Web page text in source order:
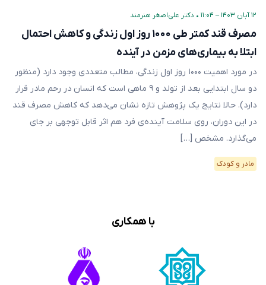
۱۲ آبان ۱۴۰۳ – ۱۱:۰۴ • دکتر علی‌اصغر هنرمند
مصرف قند کمتر طی ۱۰۰۰ روز اول زندگی و کاهش احتمال
ابتلا به بیماری‌های مزمن در آینده
در مورد اهمیت ۱۰۰۰ روز اول زندگی، مطالب متعددی وجود دارد (منظور
دو سال ابتدایی بعد از تولد و ۹ ماهی است که انسان در رحم مادر قرار
دارد). حالا نتایج یک پژوهش تازه نشان می‌دهد که کاهش مصرف قند
در این دوران، روی سلامت آینده‌ی فرد هم اثر قابل توجهی بر جای
می‌گذارد. مشخص […]
مادر و کودک
با همکاری